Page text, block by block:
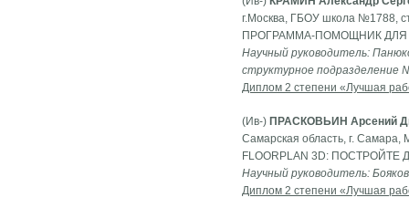
г.Москва, ГБОУ школа №1788,
ПРОГРАММА-ПОМОЩНИК ДЛЯ
Научный руководитель:
структурное подразделение
Диплом 2 степени «Лучшая
(Ив-) ПРАСКОВЬИН Арсений
Самарская область, г. Самара,
FLOORPLAN 3D:
Научный руководитель:
Диплом 2 степени «Лучшая